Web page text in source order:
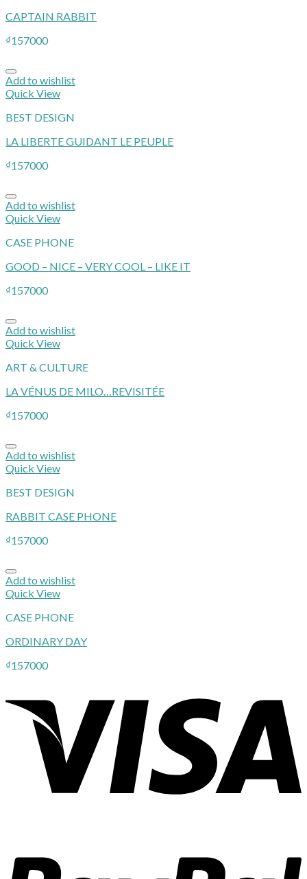
CAPTAIN RABBIT
₫157000
Add to wishlist
Quick View
BEST DESIGN
LA LIBERTE GUIDANT LE PEUPLE
₫157000
Add to wishlist
Quick View
CASE PHONE
GOOD – NICE – VERY COOL – LIKE IT
₫157000
Add to wishlist
Quick View
ART & CULTURE
LA VÉNUS DE MILO…REVISITÉE
₫157000
Add to wishlist
Quick View
BEST DESIGN
RABBIT CASE PHONE
₫157000
Add to wishlist
Quick View
CASE PHONE
ORDINARY DAY
₫157000